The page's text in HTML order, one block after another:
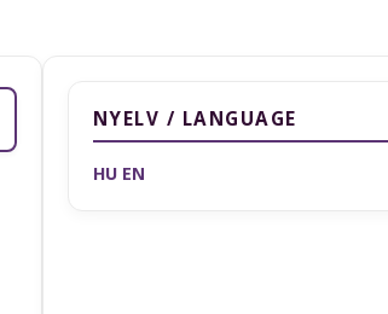
NYELV / LANGUAGE
HU EN